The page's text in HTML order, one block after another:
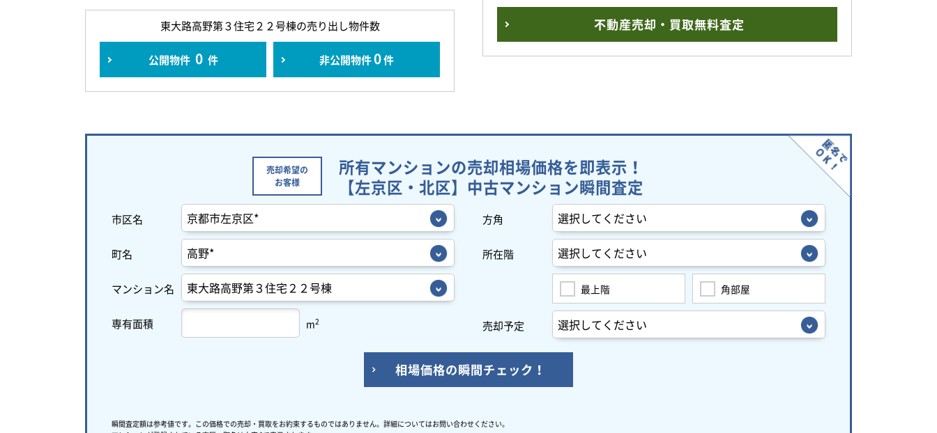
東大路高野第３住宅２２号棟の売り出し物件数
公開物件 0 件 非公開物件0件
不動産売却・買取無料査定
売却希望の
お客様
所有マンションの売却相場価格を即表示！
【左京区・北区】中古マンション瞬間査定
市区名
町名
マンション名
専有面積 m2
方角
所在階
最上階 角部屋
売却予定
相場価格の瞬間チェック！
瞬間査定額は参考値です。この価格での売却・買取をお約束するものではありません。 詳細についてはお問い合わせください。